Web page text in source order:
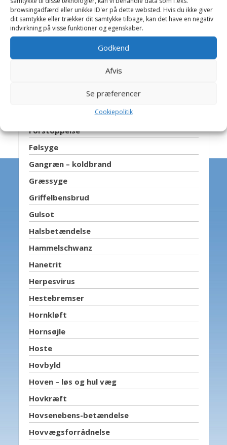
browsingadfærd eller unikke ID'er på dette websted. Hvis du ikke giver
dit samtykke eller trækker dit samtykke tilbage, kan det have en negativ
indvirkning på visse funktioner og egenskaber.
Godkend
Afvis
Se præferencer
Cookiepolitik
Doping
Engbrystighed
Forhudsbetændelse
Forstoppelse
Følsyge
Gangræn – koldbrand
Græssyge
Griffelbensbrud
Gulsot
Halsbetændelse
Hammelschwanz
Hanetrit
Herpesvirus
Hestebremser
Hornkløft
Hornsøjle
Hoste
Hovbyld
Hoven – løs og hul væg
Hovkræft
Hovsenebens-betændelse
Hovvægsforrådnelse